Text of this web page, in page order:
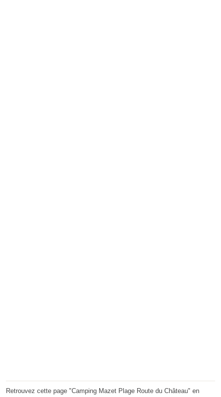
Retrouvez cette page "Camping Mazet Plage Route du Château" en